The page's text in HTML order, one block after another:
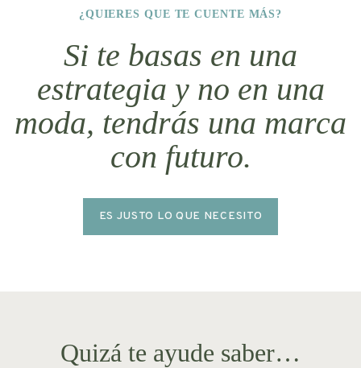
¿QUIERES QUE TE CUENTE MÁS?
Si te basas en una
estrategia y no en una
moda, tendrás una marca
con futuro.
ES JUSTO LO QUE NECESITO
Quizá te ayude saber…